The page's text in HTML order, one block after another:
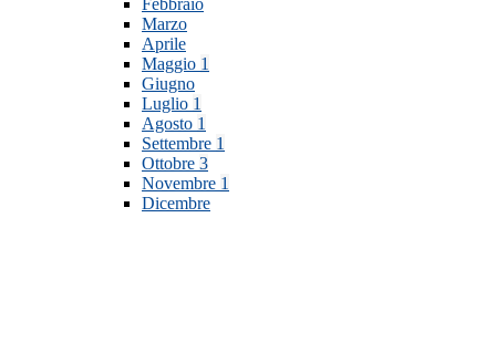
Febbraio
Marzo
Aprile
Maggio 1
Giugno
Luglio 1
Agosto 1
Settembre 1
Ottobre 3
Novembre 1
Dicembre